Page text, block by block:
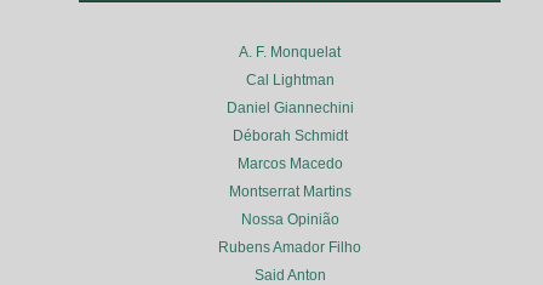
A. F. Monquelat
Cal Lightman
Daniel Giannechini
Déborah Schmidt
Marcos Macedo
Montserrat Martins
Nossa Opinião
Rubens Amador Filho
Said Anton